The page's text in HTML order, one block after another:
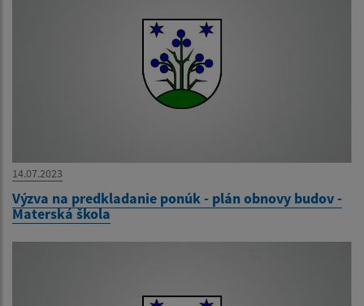
14.07.2023
Výzva na predkladanie ponúk - plán obnovy budov -
Materská škola